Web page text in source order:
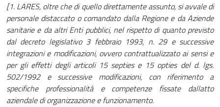
[1. LARES, oltre che di quello direttamente assunto, si avvale di
personale distaccato o comandato dalla Regione e da Aziende
sanitarie e da altri Enti pubblici, nel rispetto di quanto previsto
dal decreto legislativo 3 febbraio 1993, n. 29 e successive
integrazioni e modificazioni, ovvero contrattualizzato ai sensi e
per gli effetti degli articoli 15 septies e 15 opties del d. lgs.
502/1992 e successive modificazioni, con riferimento a
specifiche professionalità e competenze fissate dallatto
aziendale di organizzazione e funzionamento.